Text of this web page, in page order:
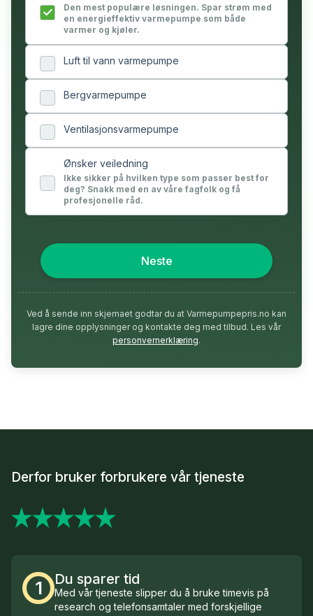
Den mest populære løsningen. Spar strøm med
en energieffektiv varmepumpe som både
varmer og kjøler.
Luft til vann varmepumpe
Bergvarmepumpe
Ventilasjonsvarmepumpe
Ønsker veiledning
Ikke sikker på hvilken type som passer best for
deg? Snakk med en av våre fagfolk og få
profesjonelle råd.
Neste
Ved å sende inn skjemaet godtar du at Varmepumpepris.no kan
lagre dine opplysninger og kontakte deg med tilbud. Les vår
personvernerklæring.
Derfor bruker forbrukere vår tjeneste
1 Du sparer tid
Med vår tjeneste slipper du å bruke timevis på
research og telefonsamtaler med forskjellige